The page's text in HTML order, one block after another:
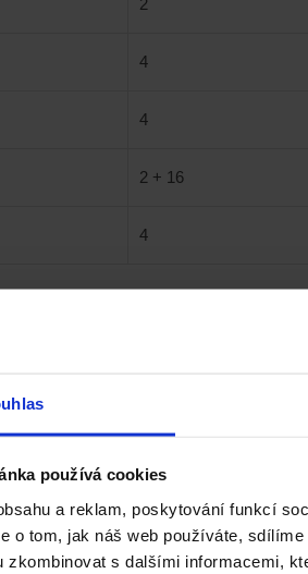
používá cookies
a reklam, poskytování funkcí
o tom, jak náš web používáte,
zkombinovat s dalšími informacemi,
4
4
2 + 16
4
současně, standardně
maskové testy
T, MIPI a 100/1000M Automotive